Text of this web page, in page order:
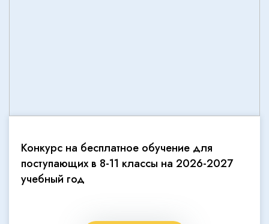
Конкурс на бесплатное обучение для
поступающих в 8-11 классы на 2026-2027
учебный год